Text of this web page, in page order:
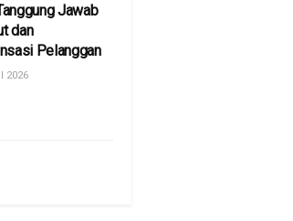
Jawab
dan
Pelanggan
2026